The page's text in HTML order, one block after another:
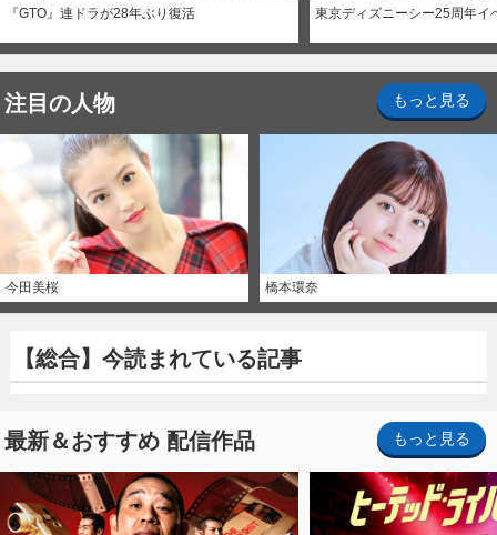
『GTO』連ドラが28年ぶり復活 東京ディズニーシー25周年イ
注目の人物 もっと見る
今田美桜 橋本環奈
【総合】今読まれている記事
最新＆おすすめ 配信作品 もっと見る